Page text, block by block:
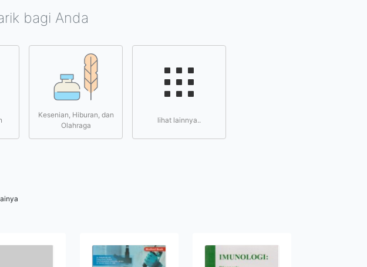
bagi Anda
Kesenian, Hiburan, dan
Olahraga
lihat lainnya..